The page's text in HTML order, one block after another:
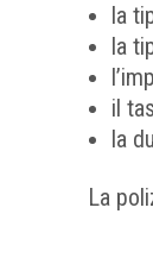
la
la
il
la
La